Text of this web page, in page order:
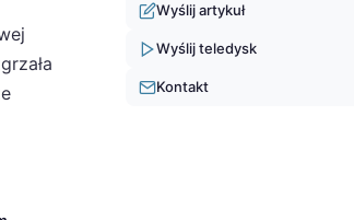
Wyślij artykuł
Wyślij teledysk
Kontakt